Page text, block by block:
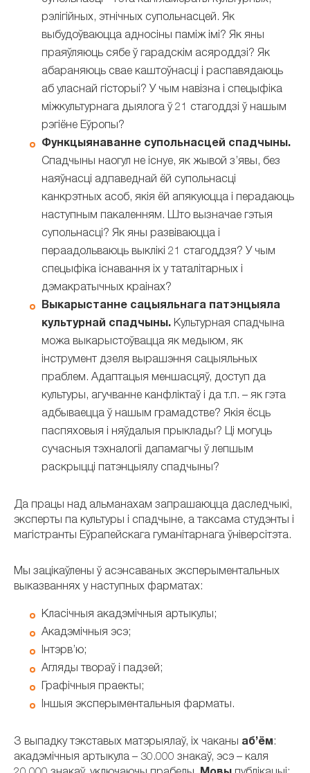
рэлігійных, этнічных супольнасцей. Як
выбудоўваюцца адносіны паміж імі? Як яны
праяўляюць сябе ў гарадскім асяроддзі? Як
абараняюць свае каштоўнасці і распавядаюць
аб уласнай гісторыі? У чым навізна і спецыфіка
міжкультурнага дыялога ў 21 стагоддзі ў нашым
рэгіёне Еўропы?
Функцыянаванне супольнасцей спадчыны.
Спадчыны наогул не існуе, як жывой з’явы, без
наяўнасці адпаведнай ёй супольнасці
канкрэтных асоб, якія ёй апякуюцца і перадаюць
наступным пакаленням. Што вызначае гэтыя
супольнасці? Як яны развіваюцца і
пераадольваюць выклікі 21 стагоддзя? У чым
спецыфіка існавання іх у таталітарных і
дэмакратычных краінах?
Выкарыстанне сацыяльнага патэнцыяла
культурнай спадчыны. Культурная спадчына
можа выкарыстоўвацца як медыюм, як
інструмент дзеля вырашэння сацыяльных
праблем. Адаптацыя меншасцяў, доступ да
культуры, агучванне канфліктаў і да т.п. – як гэта
адбываецца ў нашым грамадстве? Якія ёсць
паспяховыя і няўдалыя прыклады? Ці могуць
сучасныя тэхналогіі дапамагчы ў лепшым
раскрыцці патэнцыялу спадчыны?
Да працы над альманахам запрашаюцца даследчыкі,
эксперты па культуры і спадчыне, а таксама студэнты і
магістранты Еўрапейскага гуманітарнага ўніверсітэта.
Мы зацікаўлены ў асэнсаваных эксперыментальных
выказваннях у наступных фарматах:
Класічныя акадэмічныя артыкулы;
Акадэмічныя эсэ;
Інтэрв’ю;
Агляды твораў і падзей;
Графічныя праекты;
Іншыя эксперыментальныя фарматы.
З выпадку тэкставых матэрыялаў, іх чаканы аб’ём:
акадэмічныя артыкула – 30.000 знакаў, эсэ – каля